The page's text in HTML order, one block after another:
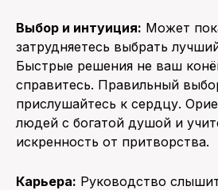
Выбор и интуиция: Может
затрудняетесь выбрать
Быстрые решения не ваш
справитесь. Правильный
прислушайтесь к сердцу.
людей с богатой душой и
искренность от притворства.
Карьера: Руководство